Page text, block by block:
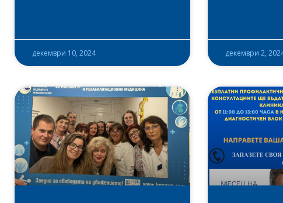
декември 10, 2024 декември 2,